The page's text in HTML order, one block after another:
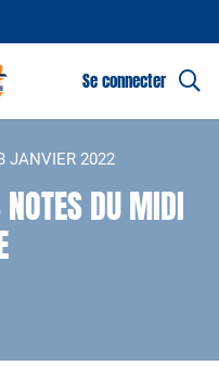
Se connecter
JANVIER 2022
DU MIDI